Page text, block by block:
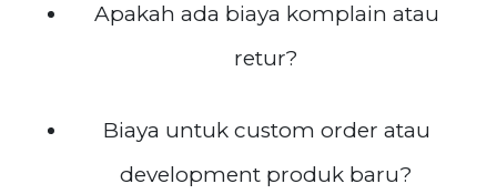
Apakah ada biaya komplain atau
retur?
Biaya untuk custom order atau
development produk baru?